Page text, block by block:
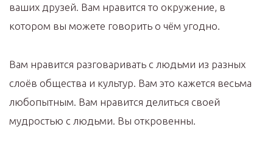
ваших друзей. Вам нравится то окружение, в
котором вы можете говорить о чём угодно.
Вам нравится разговаривать с людьми из разных
слоёв общества и культур. Вам это кажется весьма
любопытным. Вам нравится делиться своей
мудростью с людьми. Вы откровенны.